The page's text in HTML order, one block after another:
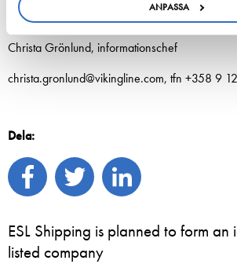
ANPASSA
johanna.boijer@vikingline.com, tfn +358 18
Christa Grönlund, informationschef
christa.gronlund@vikingline.com, tfn +358 9
Dela:
ESL Shipping is planned to form an
listed company